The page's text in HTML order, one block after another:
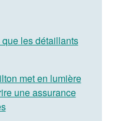
les détaillants
met en lumière
une assurance